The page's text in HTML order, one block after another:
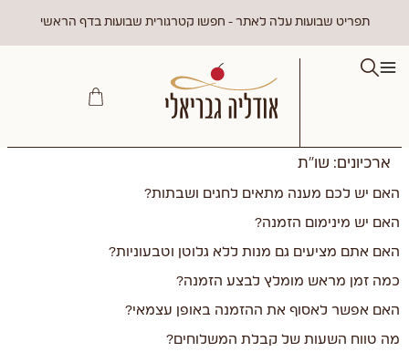
תפריט שבועות עלה לאתר - חפשו קטרגורית שבועות בדף הראשי
ארכיונים: שו״ת
האם יש לכם מענה מתאים לחגים ושבתות?
האם יש מינימום הזמנה?
האם אתם מציעים גם מנות ללא גלוטן וטבעוניות?
כמה זמן מראש מומלץ לבצע הזמנה?
האם אפשר לאסוף את ההזמנה באופן עצמאי?
מה טווח השעות של קבלת המשלוחים?